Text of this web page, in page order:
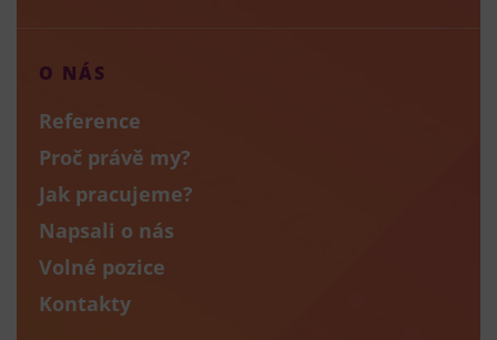
O NÁS
Reference
Proč právě my?
Jak pracujeme?
Napsali o nás
Volné pozice
Kontakty